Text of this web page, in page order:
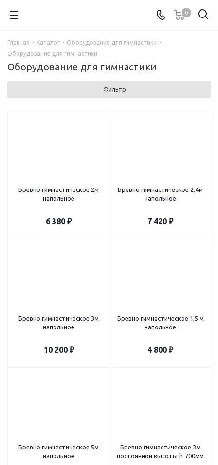
0
Главная - Каталог - Оборудование для гимнастики -
Оборудование для гимнастики
Оборудование для гимнастики
Фильтр
Бревно гимнастическое 2м
напольное
6 380 ₽
Бревно гимнастическое 2,4м
напольное
7 420 ₽
Бревно гимнастическое 3м
напольное
10 200₽
Бревно гимнастическое 1,5 м
напольное
4 800 ₽
Бревно гимнастическое 5м
напольное
Бревно гимнастическое 3м
постоянной высоты h-700мм